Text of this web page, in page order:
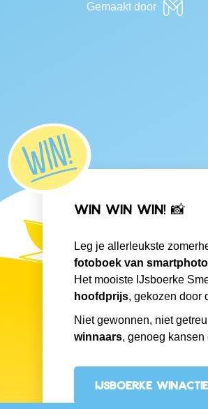
Gemaakt door
WIN WIN WIN! 📸
Leg je allerleukste
fotoboek van smartphoto
Het mooiste IJsboerke
hoofdprijs, gekozen door
Niet gewonnen, niet
winnaars, genoeg
IJSBOERKE WINACTIE